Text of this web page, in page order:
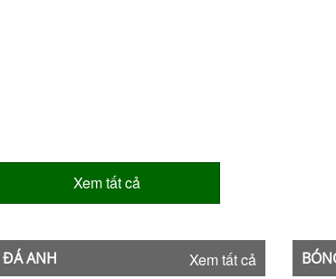
Xem tất cả
ĐÁ ANH Xem tất cả